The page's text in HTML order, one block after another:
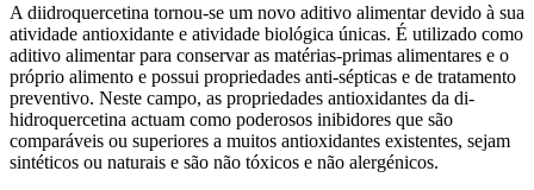
A diidroquercetina tornou-se um novo aditivo alimentar devido à sua
atividade antioxidante e atividade biológica únicas. É utilizado como
aditivo alimentar para conservar as matérias-primas alimentares e o
próprio alimento e possui propriedades anti-sépticas e de tratamento
preventivo. Neste campo, as propriedades antioxidantes da di-
hidroquercetina actuam como poderosos inibidores que são
comparáveis ​​ou superiores a muitos antioxidantes existentes, sejam
sintéticos ou naturais e são não tóxicos e não alergénicos.